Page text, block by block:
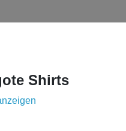
Shirts